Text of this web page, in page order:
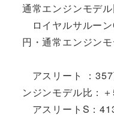
通常エンジンモデル
ロイヤルサルー
円・通常エンジン
アスリート ：
ンジンモデル比：＋
アスリートS：